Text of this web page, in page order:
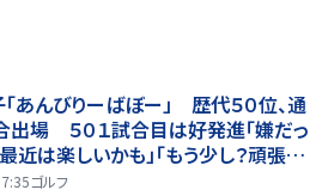
あんびりーばぼー」 歴代５０位、通
出場 ５０１試合目は好発進「嫌だっ
近は楽しいかも」「もう少し？頑張り
ゴルフ